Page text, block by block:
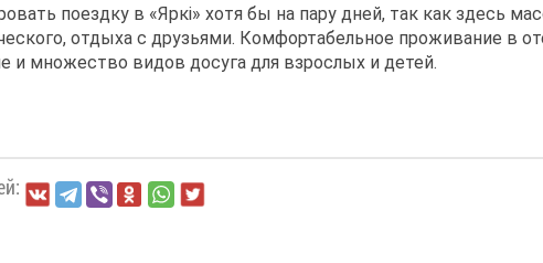
поездку в «Яркi» хотя бы на пару дней, так как здесь
отдыха с друзьями. Комфортабельное проживание в
и множество видов досуга для взрослых и детей.